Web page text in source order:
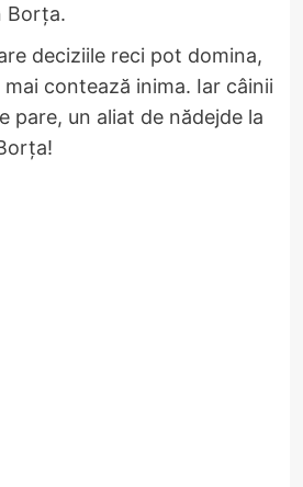
Borța.
deciziile reci pot domina,
contează inima. Iar câinii
pare, un aliat de nădejde la